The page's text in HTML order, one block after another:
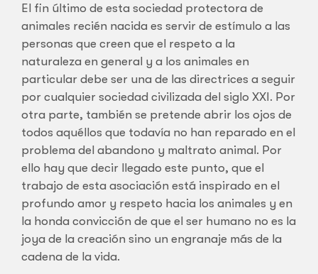
El fin último de esta sociedad protectora de
animales recién nacida es servir de estímulo a las
personas que creen que el respeto a la
naturaleza en general y a los animales en
particular debe ser una de las directrices a seguir
por cualquier sociedad civilizada del siglo XXI. Por
otra parte, también se pretende abrir los ojos de
todos aquéllos que todavía no han reparado en el
problema del abandono y maltrato animal. Por
ello hay que decir llegado este punto, que el
trabajo de esta asociación está inspirado en el
profundo amor y respeto hacia los animales y en
la honda convicción de que el ser humano no es la
joya de la creación sino un engranaje más de la
cadena de la vida.